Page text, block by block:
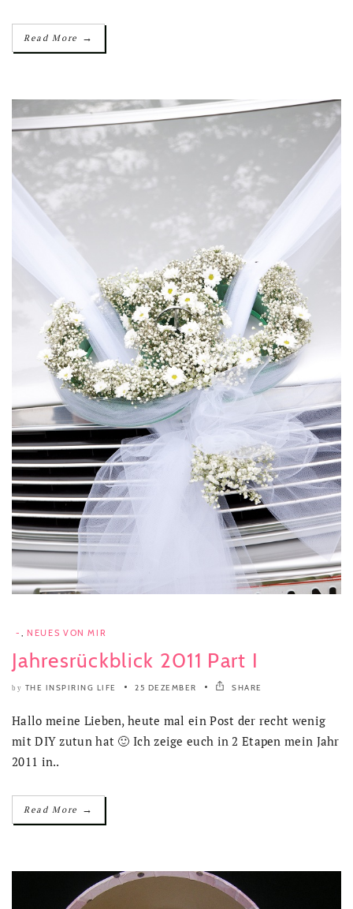
Read More →
- , NEUES VON MIR
Jahresrückblick 2011 Part I
by THE INSPIRING LIFE 25 DEZEMBER SHARE
Hallo meine Lieben, heute mal ein Post der recht wenig
mit DIY zutun hat 🙂 Ich zeige euch in 2 Etapen mein Jahr
2011 in..
Read More →